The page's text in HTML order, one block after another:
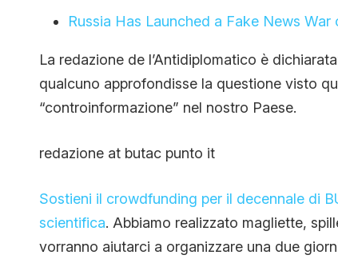
Russia Has Launched a Fake News
La redazione de l’Antidiplomatico è
qualcuno approfondisse la questione visto
“controinformazione” nel nostro Paese.
redazione at butac punto it
Sostieni il crowdfunding per il decennale di
scientifica. Abbiamo realizzato magliette,
vorranno aiutarci a organizzare una due